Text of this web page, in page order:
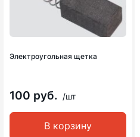
Электроугольная щетка
100 руб. /шт
В корзину